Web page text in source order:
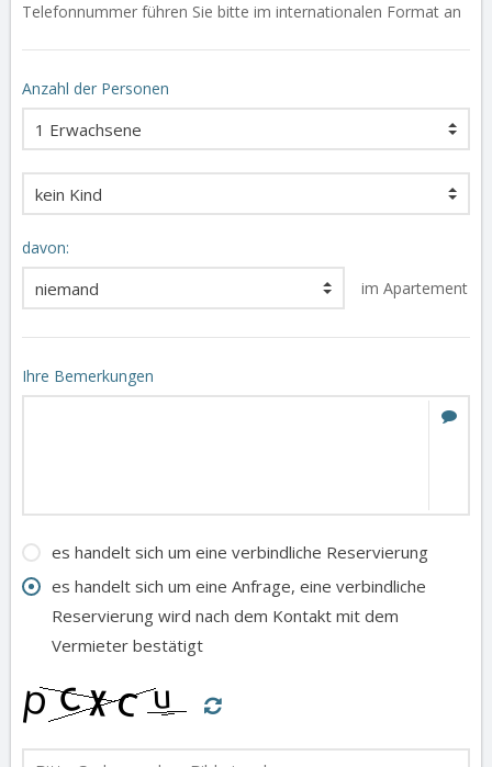
Telefonnummer führen Sie bitte im internationalen Format an
Anzahl der Personen
davon:
im Apartement
Ihre Bemerkungen
es handelt sich um eine verbindliche Reservierung
es handelt sich um eine Anfrage, eine verbindliche
Reservierung wird nach dem Kontakt mit dem
Vermieter bestätigt